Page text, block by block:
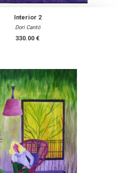
Interior 2
Dori Cantó
330.00 €